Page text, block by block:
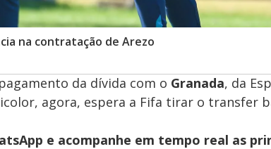
na contratação de Arezo
da dívida com o Granada, da
agora, espera a Fifa tirar o transfer
e acompanhe em tempo real as